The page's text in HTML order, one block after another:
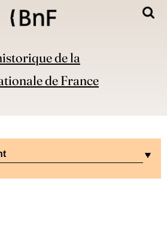
de la
de France